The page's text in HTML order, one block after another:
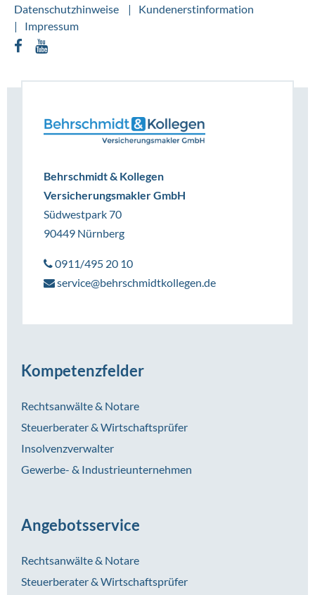
Datenschutzhinweise
Kundenerstinformation
Impressum
Behrschmidt & Kollegen
Versicherungsmakler GmbH
Südwestpark 70
90449 Nürnberg
0911/495 20 10
service@behrschmidtkollegen.de
Kompetenzfelder
Rechtsanwälte & Notare
Steuerberater & Wirtschaftsprüfer
Insolvenzverwalter
Gewerbe- & Industrieunternehmen
Angebotsservice
Rechtsanwälte & Notare
Steuerberater & Wirtschaftsprüfer